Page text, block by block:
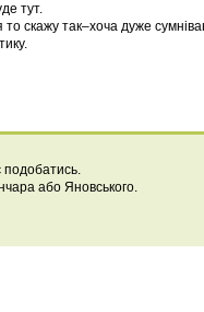
тут.
то скажу так–хоча дуже
подобатись.
або Яновського.